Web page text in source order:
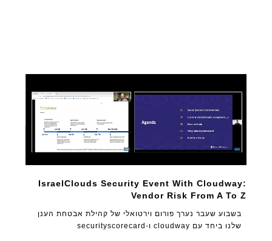
IsraelClouds Security Event With Cloudway:
Vendor Risk From A To Z
בשבוע שעבר נערך פורום וירטואלי של קהילת אבטחת הענן
שלנו ביחד עם cloudway ו-securityscorecard